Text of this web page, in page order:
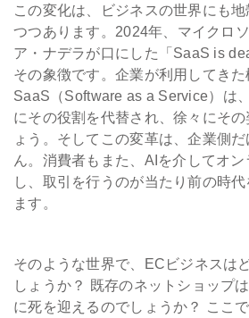
この変化は、ビジネスの世界にも
つつあります。2024年、マイクロ
ア・ナデラが口にした「SaaS is
その象徴です。企業が利用してきた
SaaS（Software as a Service）は
にその役割を代替され、徐々にそ
ょう。そしてこの変革は、企業側
ん。消費者もまた、AIを介してオ
し、取引を行うのが当たり前の時
ます。
そのような世界で、ECビジネスは
しょうか？ 既存のネットショップ
に死を迎えるのでしょうか？ ここ